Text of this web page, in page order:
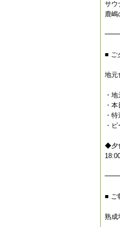
サウ
鹿嶋
■ ご
地元
・
・
・
・
◆夕
■ ご
熟成